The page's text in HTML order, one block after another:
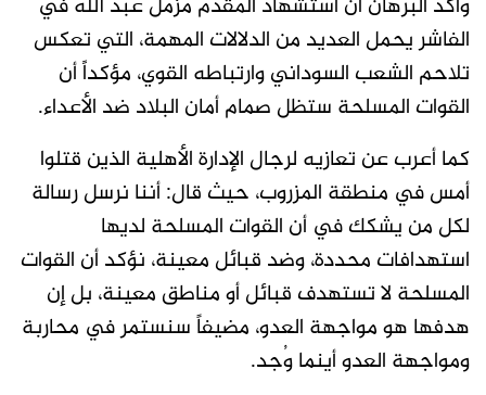
الفاشر يحمل العديد من الدلالات المهمة، التي تعكس
تلاحم الشعب السوداني وارتباطه القوي، مؤكداً أن
القوات المسلحة ستظل صمام أمان البلاد ضد الأعداء.
كما أعرب عن تعازيه لرجال الإدارة الأهلية الذين قتلوا
أمس في منطقة المزروب، حيث قال: أننا نرسل رسالة
لكل من يشكك في أن القوات المسلحة لديها
استهدافات محددة، وضد قبائل معينة، نؤكد أن القوات
المسلحة لا تستهدف قبائل أو مناطق معينة، بل إن
هدفها هو مواجهة العدو، مضيفاً سنستمر في محاربة
ومواجهة العدو أينما وُجد.